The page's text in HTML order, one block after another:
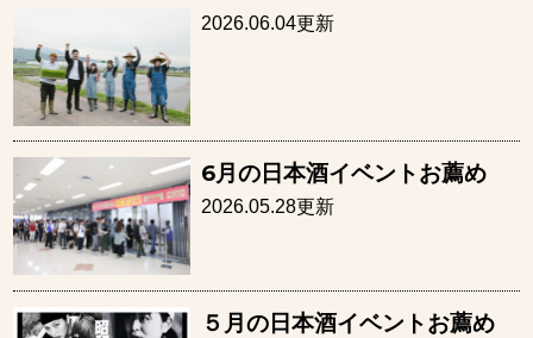
2026.06.04更新
6月の日本酒イベントお薦め
2026.05.28更新
５月の日本酒イベントお薦め